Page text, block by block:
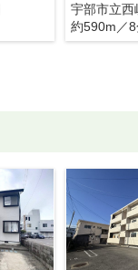
宇部市立西
約590m／